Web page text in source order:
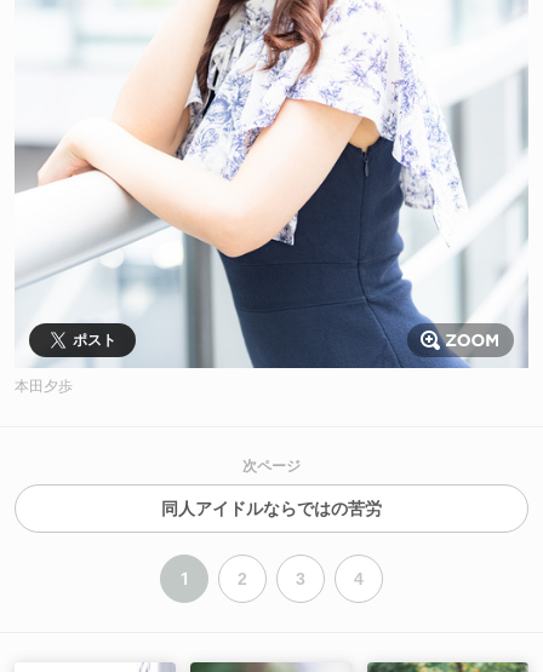
ポスト
本田夕歩
次ページ
同人アイドルならではの苦労
1 2 3 4